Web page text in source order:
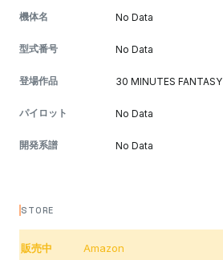
機体名 No Data
型式番号 No Data
登場作品 30 MINUTES FANTASY
パイロット No Data
開発系譜 No Data
STORE
販売中 Amazon